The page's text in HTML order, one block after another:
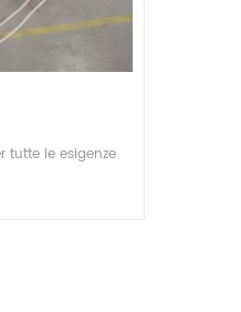
tutte le esigenze